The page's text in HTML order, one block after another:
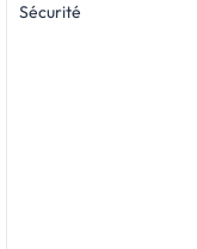
Sécurité